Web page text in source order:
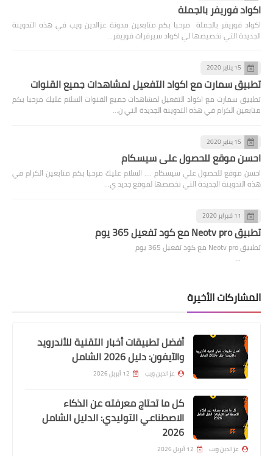
اكواد فوريفر بالجملة
اكواد فوريفر بالجملة مرحبا بكم متابعين مدونة عزالدين ويب في هذه التدوينة
الجديدة التي نخصيصها لي اكواد سيرفرات فوريفر…
15 يناير 2020
تطبيق سمارت مع اكواد التفعيل لمشاهدات جميع القنوات
تطبيق سمارت مع اكواد التفعيل لمشاهدات جميع القنوات السلام عليك مرحبا بكم
متابعين الكرام في هذه التدوينة الجديدة التي ن…
15 يناير 2020
احسن موقع للحصول علي سيسكام
احسن موقع للحصول علي سيسكام .... السلام عليك مرحبا بكم متابعين الكرام في
هذه التدوينة الجديدة التي نخصصها لموقع جديد ي…
11 فبراير 2020
تطبيق Neotv pro مع كود تفعيل 365 يوم
تطبيق Neotv pro مع كود تفعيل 365 يوم
…
المشاركات الأخيرة
أفضل تطبيقات أخبار التقنية للأندرويد
والآيفون: دليل 2026 الشامل
عزالدين ويب 12 أبريل 2026
كل ما تحتاج معرفته عن الذكاء
الاصطناعي التوليدي: الدليل الشامل
2026
عزالدين ويب 12 أبريل 2026